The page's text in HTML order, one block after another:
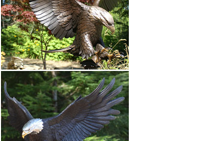
по России, купить в Краснодаре. Наш